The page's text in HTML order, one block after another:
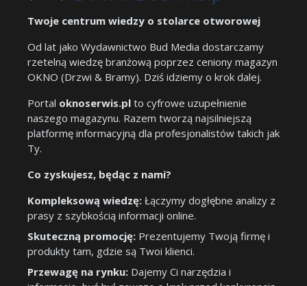
Twoje centrum wiedzy o stolarce otworowej
Od lat jako Wydawnictwo Bud Media dostarczamy
rzetelną wiedzę branżową poprzez ceniony magazyn
OKNO (Drzwi & Bramy). Dziś idziemy o krok dalej.
Portal oknoserwis.pl to cyfrowe uzupełnienie
naszego magazynu. Razem tworzą najsilniejszą
platformę informacyjną dla profesjonalistów takich jak
Ty.
Co zyskujesz, będąc z nami?
Kompleksową wiedzę: Łączymy dogłębne analizy z
prasy z szybkością informacji online.
Skuteczną promocję: Prezentujemy Twoją firmę i
produkty tam, gdzie są Twoi klienci.
Przewagę na rynku: Dajemy Ci narzędzia i